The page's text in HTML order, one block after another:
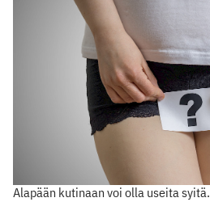
Alapään kutinaan voi olla useita syitä.